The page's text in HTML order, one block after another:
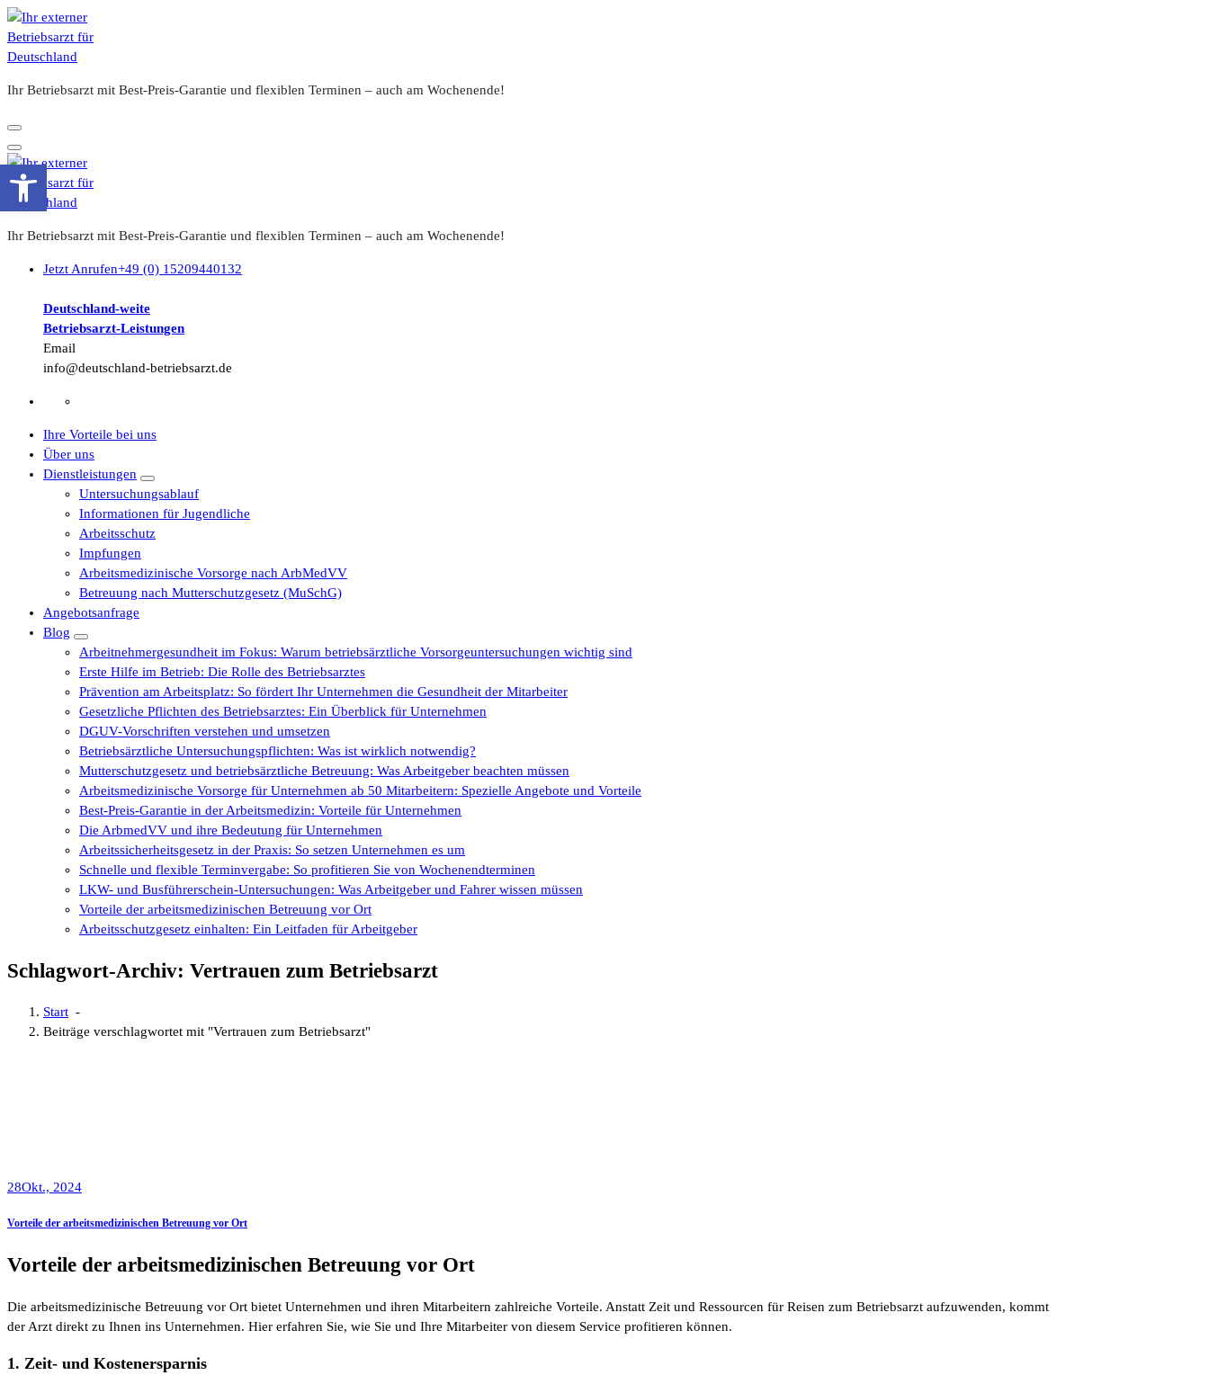
Zum
Inhalt
springen
Ihr Betriebsarzt mit Best-Preis-Garantie und flexiblen Terminen – auch am Wochenende!
Ihr Betriebsarzt mit Best-Preis-Garantie und flexiblen Terminen – auch am Wochenende!
Jetzt Anrufen+49 (0) 15209440132
Deutschland-weite
Betriebsarzt-Leistungen
Email
info@deutschland-betriebsarzt.de
Ihre Vorteile bei uns
Über uns
Dienstleistungen
Untersuchungsablauf
Informationen für Jugendliche
Arbeitsschutz
Impfungen
Arbeitsmedizinische Vorsorge nach ArbMedVV
Betreuung nach Mutterschutzgesetz (MuSchG)
Angebotsanfrage
Blog
Arbeitnehmergesundheit im Fokus: Warum betriebsärztliche Vorsorgeuntersuchungen wichtig sind
Erste Hilfe im Betrieb: Die Rolle des Betriebsarztes
Prävention am Arbeitsplatz: So fördert Ihr Unternehmen die Gesundheit der Mitarbeiter
Gesetzliche Pflichten des Betriebsarztes: Ein Überblick für Unternehmen
DGUV-Vorschriften verstehen und umsetzen
Betriebsärztliche Untersuchungspflichten: Was ist wirklich notwendig?
Mutterschutzgesetz und betriebsärztliche Betreuung: Was Arbeitgeber beachten müssen
Arbeitsmedizinische Vorsorge für Unternehmen ab 50 Mitarbeitern: Spezielle Angebote und Vorteile
Best-Preis-Garantie in der Arbeitsmedizin: Vorteile für Unternehmen
Die ArbmedVV und ihre Bedeutung für Unternehmen
Arbeitssicherheitsgesetz in der Praxis: So setzen Unternehmen es um
Schnelle und flexible Terminvergabe: So profitieren Sie von Wochenendterminen
LKW- und Busführerschein-Untersuchungen: Was Arbeitgeber und Fahrer wissen müssen
Vorteile der arbeitsmedizinischen Betreuung vor Ort
Arbeitsschutzgesetz einhalten: Ein Leitfaden für Arbeitgeber
Schlagwort-Archiv: Vertrauen zum Betriebsarzt
Start -
Beiträge verschlagwortet mit "Vertrauen zum Betriebsarzt"
28Okt., 2024
Vorteile der arbeitsmedizinischen Betreuung vor Ort
Vorteile der arbeitsmedizinischen Betreuung vor Ort
Die arbeitsmedizinische Betreuung vor Ort bietet Unternehmen und ihren Mitarbeitern zahlreiche Vorteile. Anstatt Zeit und Ressourcen für Reisen zum Betriebsarzt aufzuwenden, kommt
der Arzt direkt zu Ihnen ins Unternehmen. Hier erfahren Sie, wie Sie und Ihre Mitarbeiter von diesem Service profitieren können.
1. Zeit- und Kostenersparnis
Werkzeugleiste öffnen